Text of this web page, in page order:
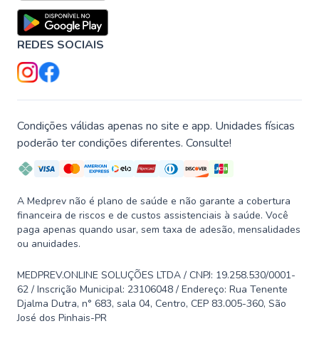
REDES SOCIAIS
Condições válidas apenas no site e app. Unidades físicas
poderão ter condições diferentes. Consulte!
A Medprev não é plano de saúde e não garante a cobertura
financeira de riscos e de custos assistenciais à saúde. Você
paga apenas quando usar, sem taxa de adesão, mensalidades
ou anuidades.
MEDPREV.ONLINE SOLUÇÕES LTDA / CNPJ: 19.258.530/0001-
62 / Inscrição Municipal: 23106048 / Endereço: Rua Tenente
Djalma Dutra, n° 683, sala 04, Centro, CEP 83.005-360, São
José dos Pinhais-PR